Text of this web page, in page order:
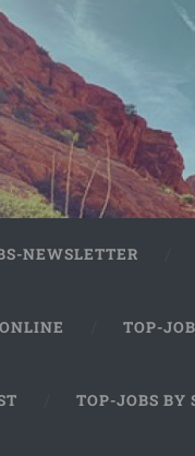
NEWSLETTER
TOP-
TOP-JOBS BY